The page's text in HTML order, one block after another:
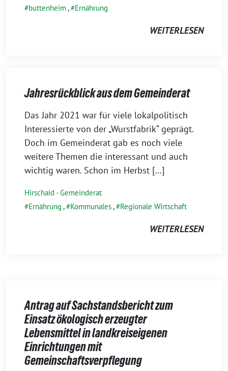
buttenheim, Ernährung
WEITERLESEN
Jahresrückblick aus dem Gemeinderat
4.
März
2022
Das Jahr 2021 war für viele lokalpolitisch
Interessierte von der „Wurstfabrik“ geprägt.
Doch im Gemeinderat gab es noch viele
weitere Themen die interessant und auch
wichtig waren. Schon im Herbst […]
Hirschaid - Gemeinderat
Ernährung , Kommunales, Regionale Wirtschaft
WEITERLESEN
Antrag auf Sachstandsbericht zum
Einsatz ökologisch erzeugter
Lebensmittel in landkreiseigenen
Einrichtungen mit
Gemeinschaftsverpflegung